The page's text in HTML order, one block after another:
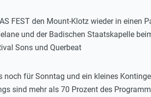
FEST den Mount-Klotz wieder in einen
und der Badischen Staatskapelle
Sons und Querbeat
noch für Sonntag und ein kleines
sind mehr als 70 Prozent des